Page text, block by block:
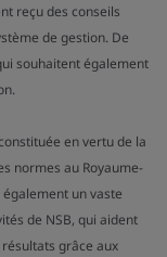
reçu des conseils
de gestion. De
souhaitent également
en vertu de la
normes au Royaume-
un vaste
de NSB, qui aident
grâce aux